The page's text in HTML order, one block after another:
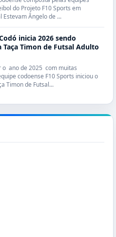
do Projeto F10 Sports em
Estevam Ângelo de ...
inicia 2026 sendo
Taça Timon de Futsal Adulto
ano de 2025 com muitas
codoense F10 Sports iniciou o
Timon de Futsal...